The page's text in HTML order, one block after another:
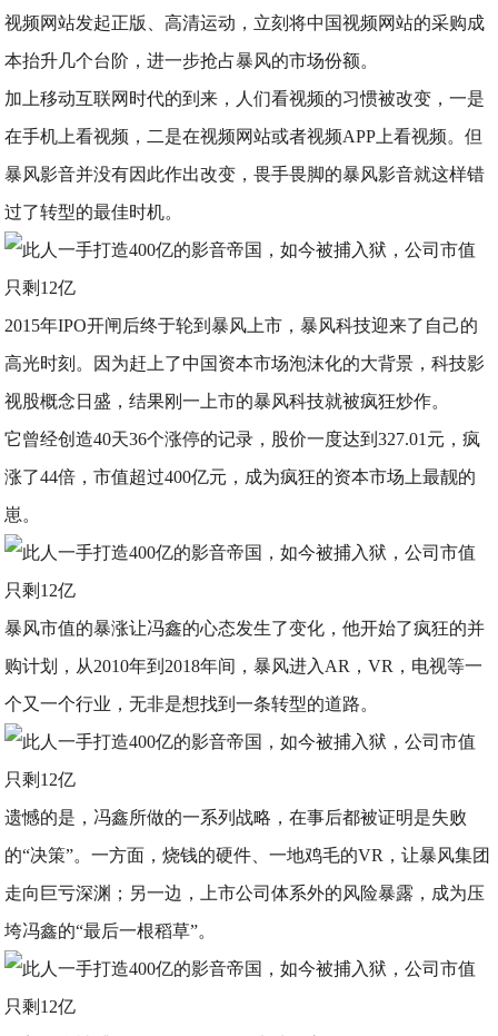
视频网站发起正版、高清运动，立刻将中国视频网站的采购成
本抬升几个台阶，进一步抢占暴风的市场份额。
加上移动互联网时代的到来，人们看视频的习惯被改变，一是
在手机上看视频，二是在视频网站或者视频APP上看视频。但
暴风影音并没有因此作出改变，畏手畏脚的暴风影音就这样错
过了转型的最佳时机。
2015年IPO开闸后终于轮到暴风上市，暴风科技迎来了自己的
高光时刻。因为赶上了中国资本市场泡沫化的大背景，科技影
视股概念日盛，结果刚一上市的暴风科技就被疯狂炒作。
它曾经创造40天36个涨停的记录，股价一度达到327.01元，疯
涨了44倍，市值超过400亿元，成为疯狂的资本市场上最靓的
崽。
暴风市值的暴涨让冯鑫的心态发生了变化，他开始了疯狂的并
购计划，从2010年到2018年间，暴风进入AR，VR，电视等一
个又一个行业，无非是想找到一条转型的道路。
遗憾的是，冯鑫所做的一系列战略，在事后都被证明是失败
的“决策”。一方面，烧钱的硬件、一地鸡毛的VR，让暴风集团
走向巨亏深渊；另一边，上市公司体系外的风险暴露，成为压
垮冯鑫的“最后一根稻草”。